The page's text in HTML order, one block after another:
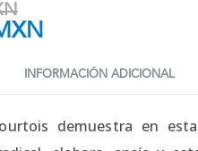
INFORMACIÓN ADICIONAL
demuestra en